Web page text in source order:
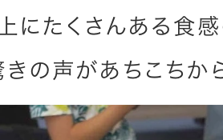
にたくさんある食
きの声があちこちか